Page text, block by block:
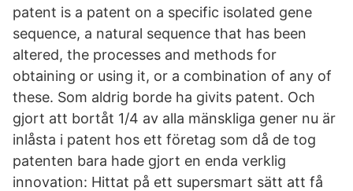
patent is a patent on a specific isolated gene
sequence, a natural sequence that has been
altered, the processes and methods for
obtaining or using it, or a combination of any of
these. Som aldrig borde ha givits patent. Och
gjort att bortåt 1/4 av alla mänskliga gener nu är
inlåsta i patent hos ett företag som då de tog
patenten bara hade gjort en enda verklig
innovation: Hittat på ett supersmart sätt att få